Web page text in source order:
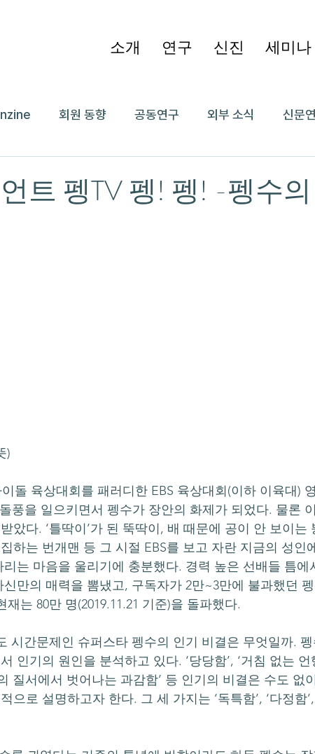
소개 연구 신진 세미나
회원 동향 공동연구 외부 소식 신문
트 펭TV 펭! 펭! -펭수
)
풍을 일으키면서 펭수가 장안의 화제가 되었다. 물론
았다. ‘틀딱이’가 된 뚝딱이, 배 때문에 공이 안 보이는
하는 번개맨 등 그 시절 EBS를 보고 자란 지금의 성인
는 마음을 울리기에 충분했다. 경력 높은 선배들 틈에
만의 매력을 뽐냈고, 구독자가 2만~3만에 불과했던
재는 80만 명(2019.11.21 기준)을 돌파했다.
인기의 원인을 분석하고 있다. ‘당당함’, ‘거침 없는 언
질서에서 벗어나는 과감함’ 등 인기의 비결은 수도 없
으로 설명하고자 한다. 그 세 가지는 ‘독특함’, ‘다정함’,